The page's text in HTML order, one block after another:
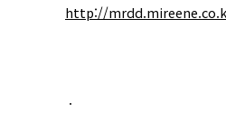
http://
.